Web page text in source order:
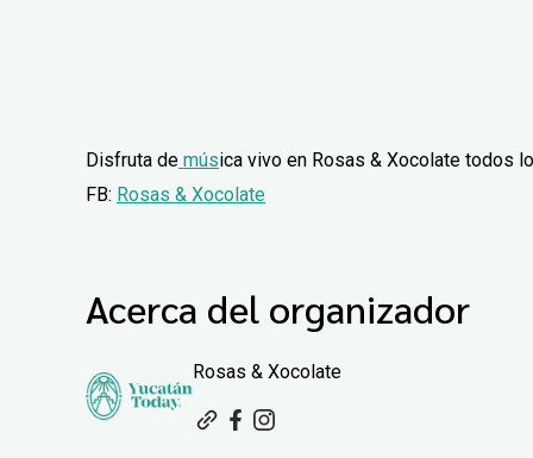
Disfruta de música vivo en Rosas & Xocolate todos
FB: Rosas & Xocolate
Acerca del organizador
Rosas & Xocolate